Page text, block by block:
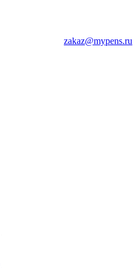
zakaz@mypens.ru